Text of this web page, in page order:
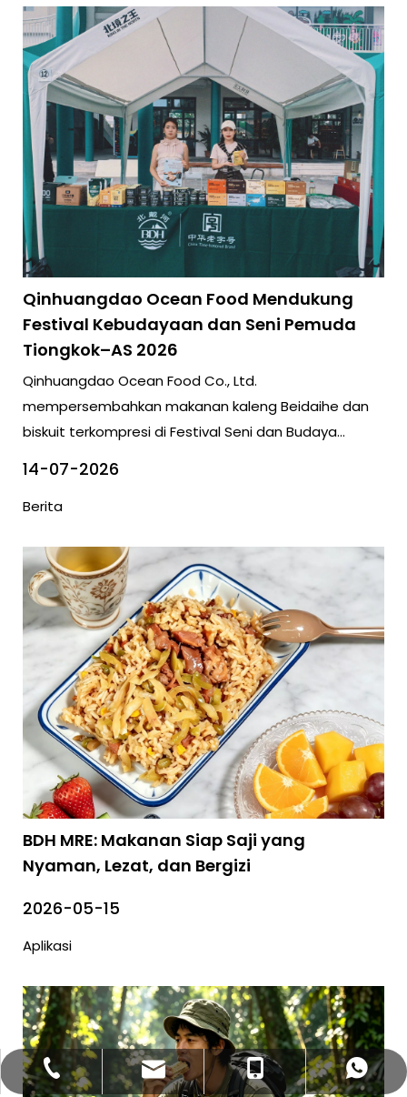
Qinhuangdao Ocean Food Mendukung
Festival Kebudayaan dan Seni Pemuda
Tiongkok–AS 2026
Qinhuangdao Ocean Food Co., Ltd.
mempersembahkan makanan kaleng Beidaihe dan
biskuit terkompresi di Festival Seni dan Budaya
14-07-2026
Berita
BDH MRE: Makanan Siap Saji yang
Nyaman, Lezat, dan Bergizi
2026-05-15
Aplikasi
+86-335-3957085
bettyzhang@qhdhysp.com
+86- 13133515208
+86 13133515208